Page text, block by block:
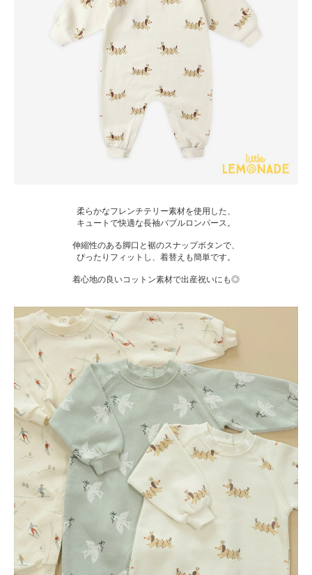
柔らかなフレンチテリー素材を使用した、
キュートで快適な長袖バブルロンパース。
伸縮性のある脚口と裾のスナップボタンで、
ぴったりフィットし、着替えも簡単です。
着心地の良いコットン素材で出産祝いにも◎